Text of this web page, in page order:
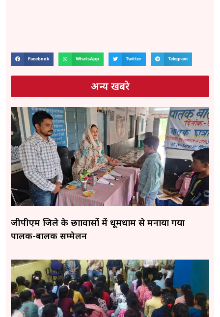
Facebook WhatsApp Twitter Telegram
अन्य खबरे
जीपीएम जिले के छात्रावासों में धूमधाम से मनाया गया
पालक-बालक सम्मेलन